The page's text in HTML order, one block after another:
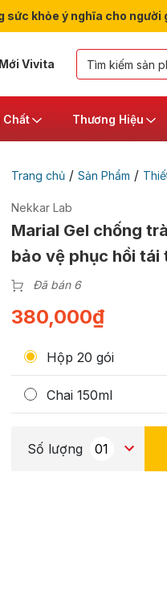
sức khỏe ý nghĩa cho người
Vivita
Chất Thương Hiệu
Trang chủ/ Sản Phẩm /
Nekkar Lab
Marial Gel chống
bảo vệ phục hồi tái
Đã bán 6
380,000₫
Hộp 20 gói
Chai 150ml
Số lượng